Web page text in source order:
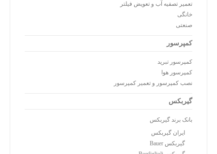
تعمیر تصفیه آب و تعویض فیلتر
خانگی
صنعتی
کمپرسور
کمپرسور تبرید
کمپرسور هوا
نصب کمپرسور و تعمیر کمپرسور
گیربکس
بانک برند گیربکس
ایران گیربکس
گیربکس Bauer